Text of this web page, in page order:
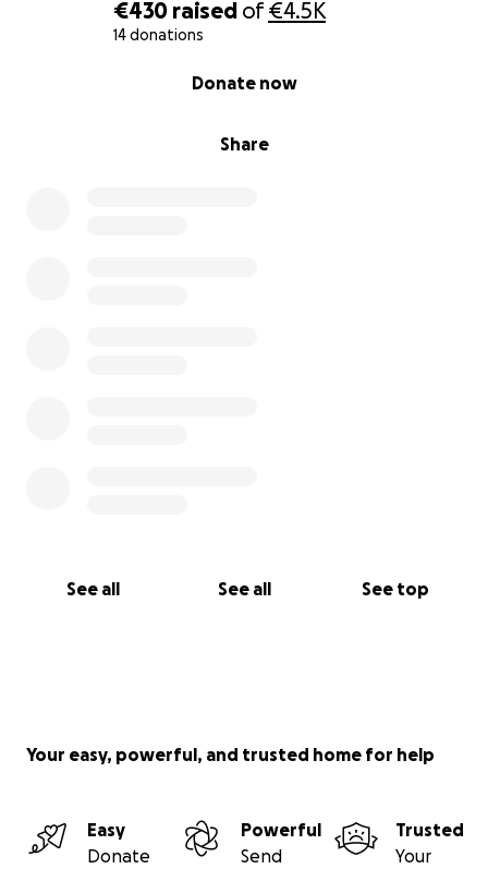
€430 raised of€4.5K
14 donations
Share
Donate now
See all See all See top
Your easy, powerful, and trusted home for help
Easy
Donate
Powerful
Send
Trusted
Your